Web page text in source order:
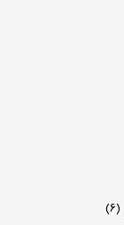
(۶)